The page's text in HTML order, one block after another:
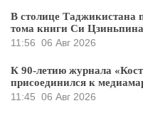
В столице Таджикистана
тома книги Си Цзиньпина
11:56 06 Авг 2026
К 90-летию журнала
присоединился к
11:45 06 Авг 2026